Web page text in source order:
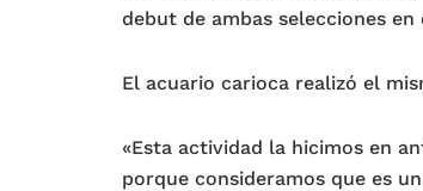
debut de ambas selecciones en
El acuario carioca realizó el
«Esta actividad la hicimos en
porque consideramos que es